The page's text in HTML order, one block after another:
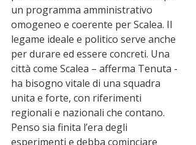
un programma amministrativo
omogeneo e coerente per Scalea. Il
legame ideale e politico serve anche
per durare ed essere concreti. Una
città come Scalea – afferma Tenuta -
ha bisogno vitale di una squadra
unita e forte, con riferimenti
regionali e nazionali che contano.
Penso sia finita l’era degli
esperimenti e debba cominciare